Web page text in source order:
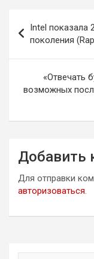
по
записям
Intel показала
поколения
«Отвечать
возможных
Добавить
Для отправки
авторизоваться.